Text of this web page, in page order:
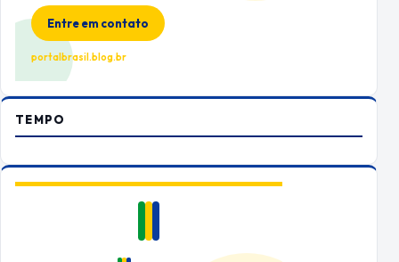
Entre em contato
portalbrasil.blog.br
TEMPO